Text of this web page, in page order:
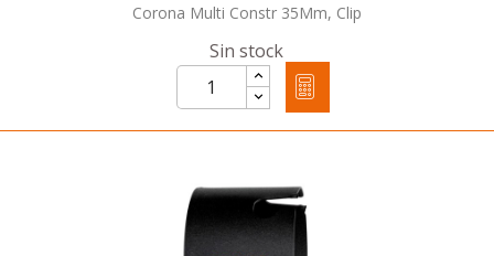
Corona Multi Constr 35Mm, Clip
Sin stock